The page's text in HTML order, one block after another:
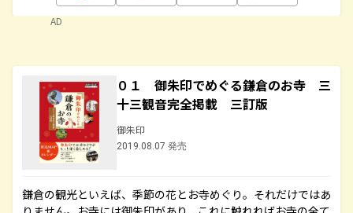
AD
０１ 御朱印でめぐる鎌倉のお寺 三
十三観音完全掲載 三訂版
御朱印
2019.08.07 発売
鎌倉の観光といえば、季節の花とお寺めぐり。それだけではあ